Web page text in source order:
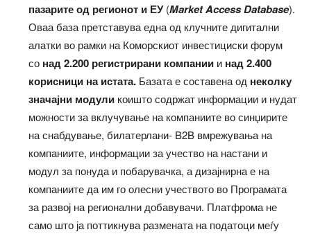
пазарите од регионот и ЕУ(Market Access Database).
Оваа база претставува една од клучните дигитални
алатки во рамки на Коморскиот инвестициски форум
со над 2.200 регистрирани компании и над 2.400
корисници на истата. Базата е составена од неколку
значајни модули коишто содржат информации и нудат
можности за вклучување на компаниите во синџирите
на снабдување, билатерлани- B2B вмрежувања на
компаниите, информации за учество на настани и
модул за понуда и побарувачка, а дизајнирна е на
компаниите да им го олесни учеството во Програмата
за развој на регионални добавувачи. Платфрома не
само што ја поттикнува размената на податоци меѓу